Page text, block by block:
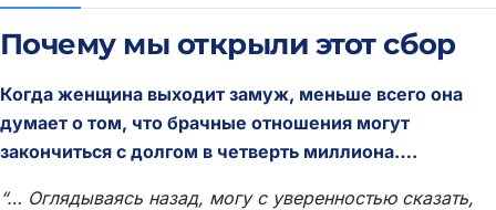
Почему мы открыли этот сбор
Когда женщина выходит замуж, меньше всего она
думает о том, что брачные отношения могут
закончиться с долгом в четверть миллиона….
“… Оглядываясь назад, могу с уверенностью сказать,